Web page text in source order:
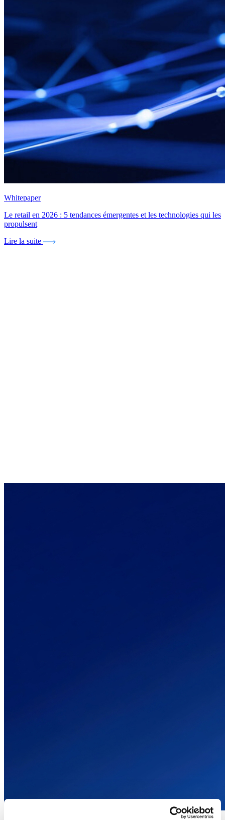
Whitepaper
Le retail en 2026 : 5 tendances émergentes et les technologies qui les
propulsent
Lire la suite